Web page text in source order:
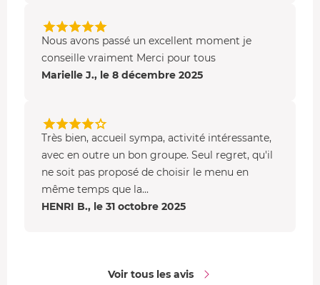
Nous avons passé un excellent moment je
conseille vraiment Merci pour tous
Marielle J., le 8 décembre 2025
Très bien, accueil sympa, activité intéressante,
avec en outre un bon groupe. Seul regret, qu'il
ne soit pas proposé de choisir le menu en
même temps que la...
HENRI B., le 31 octobre 2025
Voir tous les avis